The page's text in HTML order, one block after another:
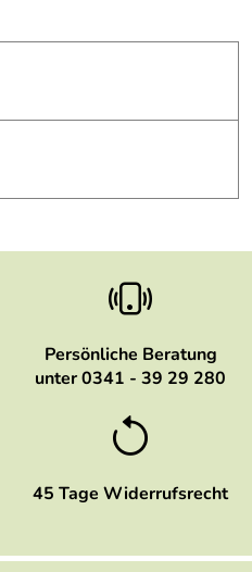
Persönliche Beratung
unter 0341 - 39 29 280
45 Tage Widerrufsrecht